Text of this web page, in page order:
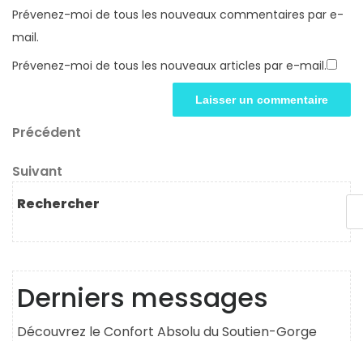
Prévenez-moi de tous les nouveaux commentaires par e-
mail.
Prévenez-moi de tous les nouveaux articles par e-mail.
Navigation
de
l’article
Article
Précédent
Article
suivant
Suivant
Rechercher
Derniers messages
Découvrez le Confort Absolu du Soutien-Gorge